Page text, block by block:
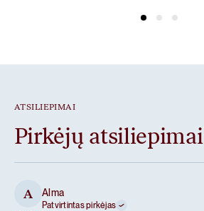
ATSILIEPIMAI
Pirkėjų atsiliepimai
A Alma
Patvirtintas pirkėjas